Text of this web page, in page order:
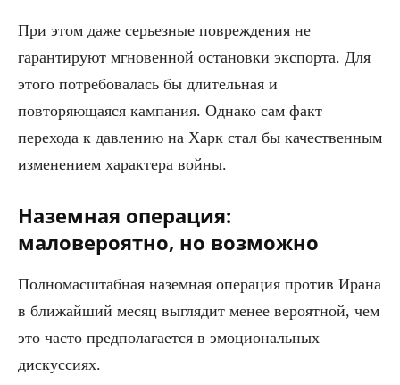
При этом даже серьезные повреждения не
гарантируют мгновенной остановки экспорта. Для
этого потребовалась бы длительная и
повторяющаяся кампания. Однако сам факт
перехода к давлению на Харк стал бы качественным
изменением характера войны.
Наземная операция:
маловероятно, но возможно
Полномасштабная наземная операция против Ирана
в ближайший месяц выглядит менее вероятной, чем
это часто предполагается в эмоциональных
дискуссиях.